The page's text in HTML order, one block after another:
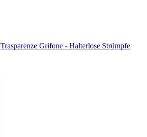
Trasparenze Grifone - Halterlose Strümpfe